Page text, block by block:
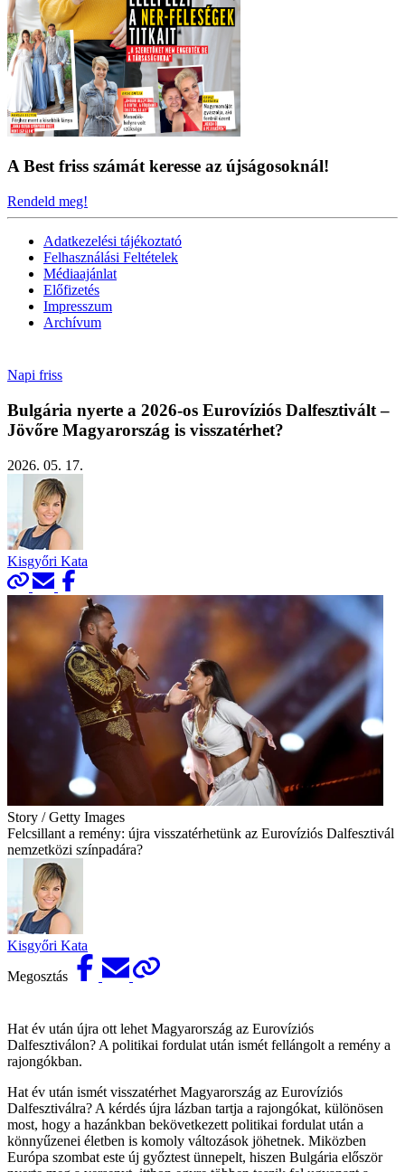
A Best friss számát keresse az újságosoknál!
Rendeld meg!
Adatkezelési tájékoztató
Felhasználási Feltételek
Médiaajánlat
Előfizetés
Impresszum
Archívum
Napi friss
Bulgária nyerte a 2026-os Eurovíziós Dalfesztivált –
Jövőre Magyarország is visszatérhet?
2026. 05. 17.
Kisgyőri Kata
Story / Getty Images
Felcsillant a remény: újra visszatérhetünk az Eurovíziós Dalfesztivál
nemzetközi színpadára?
Kisgyőri Kata
Megosztás
Hat év után újra ott lehet Magyarország az Eurovíziós
Dalfesztiválon? A politikai fordulat után ismét fellángolt a remény a
rajongókban.
Hat év után ismét visszatérhet Magyarország az Eurovíziós
Dalfesztiválra? A kérdés újra lázban tartja a rajongókat, különösen
most, hogy a hazánkban bekövetkezett politikai fordulat után a
könnyűzenei életben is komoly változások jöhetnek. Miközben
Európa szombat este új győztest ünnepelt, hiszen Bulgária először